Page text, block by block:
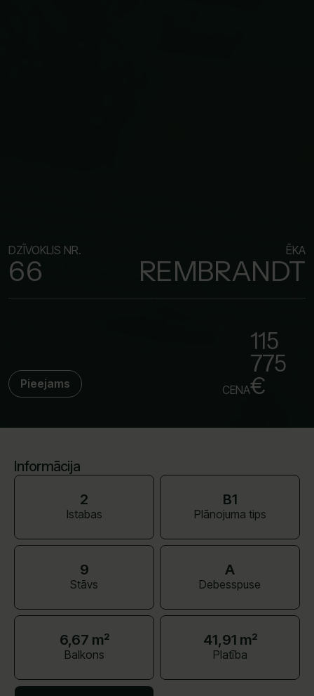
DZĪVOKLIS NR.
66
ĒKA
REMBRANDT
Pieejams CENA
115
775
€
Informācija
2
Istabas
B1
Plānojuma tips
9
Stāvs
A
Debesspuse
6,67 m²
Balkons
41,91 m²
Platība